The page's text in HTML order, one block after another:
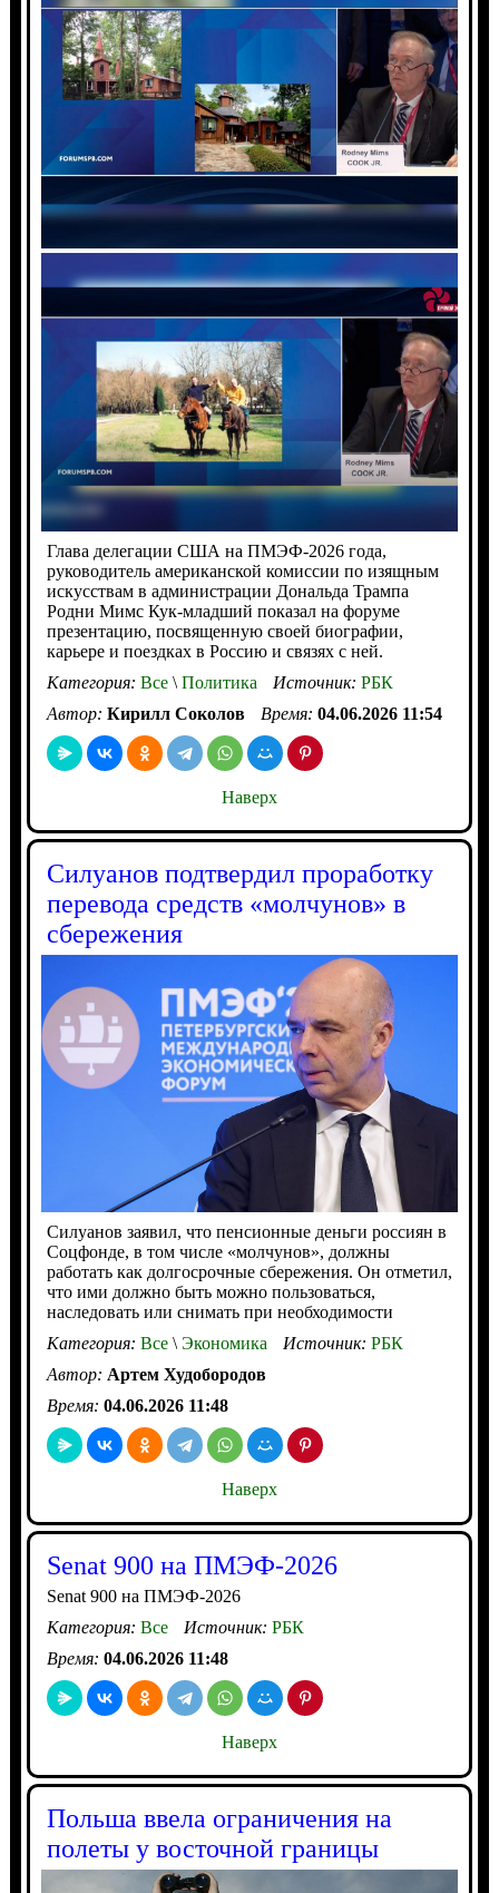
Глава делегации США на ПМЭФ-2026 года,
руководитель американской комиссии по изящным
искусствам в администрации Дональда Трампа
Родни Мимс Кук-младший показал на форуме
презентацию, посвященную своей биографии,
карьере и поездках в Россию и связях с ней.
Категория: Все\Политика Источник: РБК
Автор: Кирилл Соколов Время: 04.06.2026 11:54
Наверх
Силуанов подтвердил проработку
перевода средств «молчунов» в
сбережения
Силуанов заявил, что пенсионные деньги россиян в
Соцфонде, в том числе «молчунов», должны
работать как долгосрочные сбережения. Он отметил,
что ими должно быть можно пользоваться,
наследовать или снимать при необходимости
Категория: Все\Экономика Источник: РБК
Автор: Артем Худобородов
Время: 04.06.2026 11:48
Наверх
Senat 900 на ПМЭФ-2026
Senat 900 на ПМЭФ-2026
Категория: Все Источник: РБК
Время: 04.06.2026 11:48
Наверх
Польша ввела ограничения на
полеты у восточной границы